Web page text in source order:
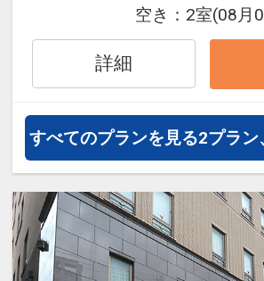
●2026年6月1日、客室
ストランなどをリニュ
ブランドオープンいた
■宿泊者特典
ミネラルウォーターを
レゼント
空き： 2室(08月
詳細
すべてのプランを見る2プラン